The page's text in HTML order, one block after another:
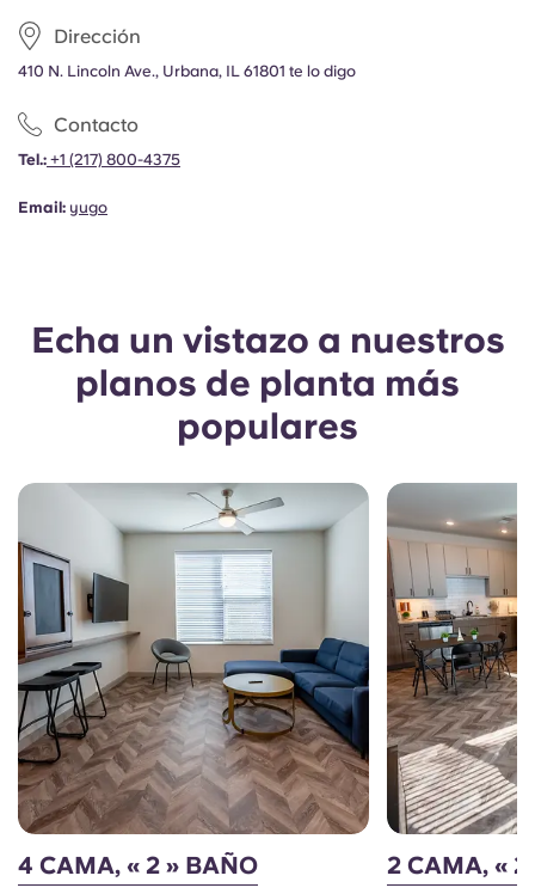
Dirección
410 N. Lincoln Ave., Urbana, IL 61801 te lo digo
Contacto
Tel.: +1 (217) 800-4375
Email: yugo
Echa un vistazo a nuestros
planos de planta más
populares
4 CAMA, « 2 » BAÑO 2 CAMA, «